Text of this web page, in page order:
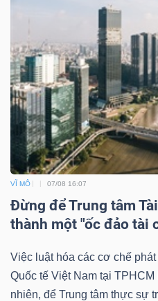
VĨ MÔ 07/08 16:07
Đừng để Trung tâm
thành một "ốc đảo tài
Việc luật hóa các cơ chế
Quốc tế Việt Nam tại
nhiên, để Trung tâm thực sự